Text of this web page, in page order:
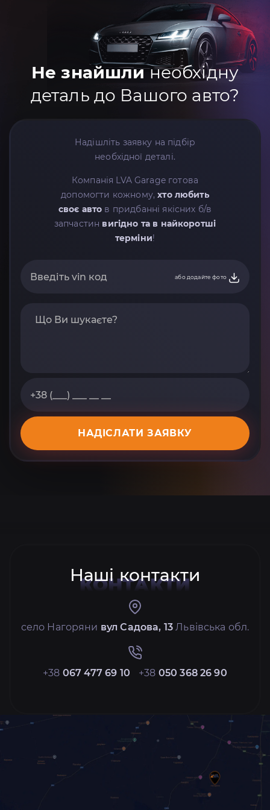
Не знайшлинеобхідну
деталь до Вашого авто?
Надішліть заявку на підбір
необхідної деталі.
Компанія LVA Garage готова
допомогти кожному,хто любить
своє авто в придбанні якісних б/в
запчастин вигідно та в найкоротші
терміни!
або додайте фото
НАДІСЛАТИ ЗАЯВКУ
Наші контакти
КОНТАКТИ
село Нагоряни вул Садова, 13 Львівська обл.
+38 067 477 69 10 +38 050 368 26 90